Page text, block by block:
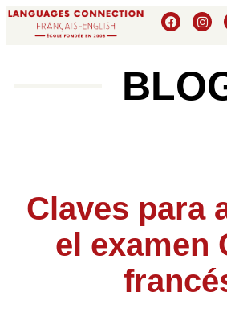
Claves para
el examen